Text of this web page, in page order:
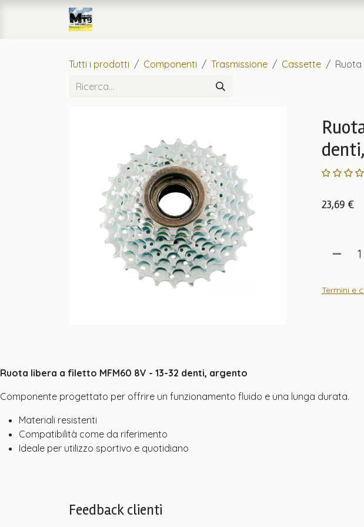
Passa al contenuto
Tutti i prodotti Componenti Trasmissione Cassette Ruota
23,69 €
Termini e
Ruota libera a filetto MFM60 8V - 13-32 denti, argento
Componente progettato per offrire un funzionamento fluido e una lunga durata.
Materiali resistenti
Compatibilità come da riferimento
Ideale per utilizzo sportivo e quotidiano
Feedback clienti